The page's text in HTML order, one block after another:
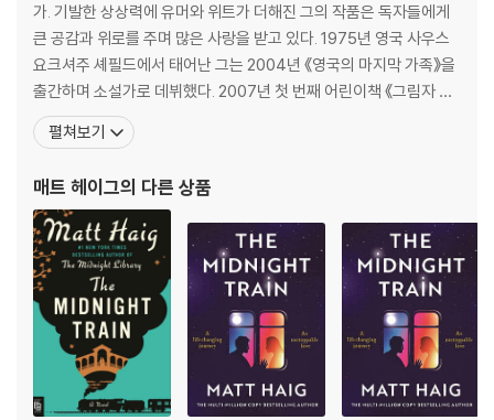
"An odyssey of action and awe." -The New York Times
"A wry and tender love-letter to the best of being huma
n." -Benedict Cumberbatch
#1 New York Times bestseller The Midnight Library, with
more than nine million copies sold worldwide
"What looks like magic is simply a part of life we don't und
erstand yet…"
When retired math teacher Grace Winters is left a run-down h
ouse on a Mediterranean island by a long-lost friend, curiosity
gets the better of her. She arrives in Ibiza with a one-way tick
가. 기발한 상상력에 유머와 위트가 더해진 그의 작품은 독자들에게
큰 공감과 위로를 주며 많은 사랑을 받고 있다. 1975년 영국 사우스
요크셔주 셰필드에서 태어난 그는 2004년 《영국의 마지막 가족》을
출간하며 소설가로 데뷔했다. 2007년 첫 번째 어린이책 《그림자 숲
의 비밀》로 네슬레 어린이도서상과 블루 피터 도서상을 수상했고, 이
후 카네기상 최종 후보에 세 번이나 오르며 동화작가로서도 인정을
에 올랐고, 2015년 우울증을 극복한 과
펼쳐보기
매트 헤이그의 다른 상품